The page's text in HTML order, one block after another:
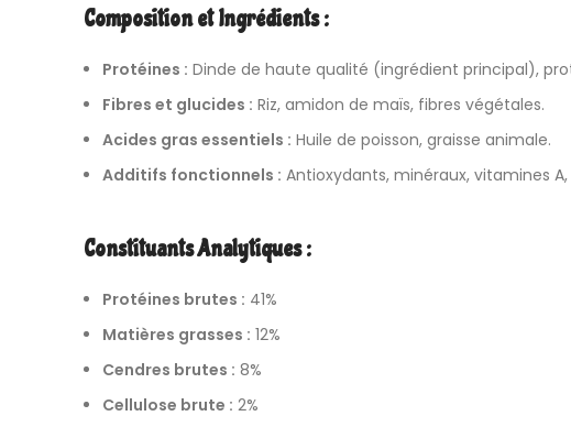
Composition et Ingrédients :
Protéines : Dinde de haute qualité (ingrédient principal),
Fibres et glucides : Riz, amidon de maïs, fibres végétales.
Acides gras essentiels : Huile de poisson, graisse animale.
Additifs fonctionnels : Antioxydants, minéraux, vitamines A,
Constituants Analytiques :
Protéines brutes : 41%
Matières grasses : 12%
Cendres brutes : 8%
Cellulose brute : 2%